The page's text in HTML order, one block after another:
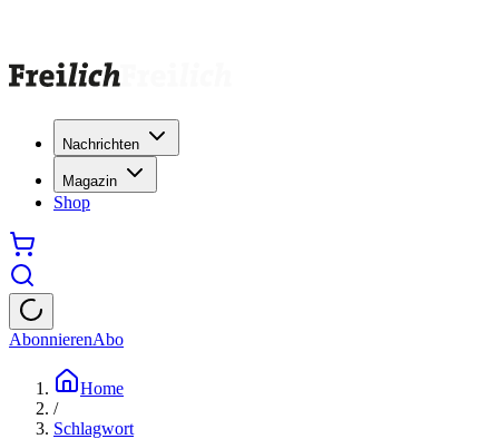
Nachrichten
Magazin
Shop
AbonnierenAbo
Home
/
Schlagwort